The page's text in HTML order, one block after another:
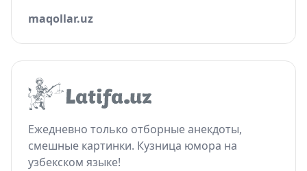
maqollar.uz
Ежедневно только отборные анекдоты,
смешные картинки. Кузница юмора на
узбекском языке!